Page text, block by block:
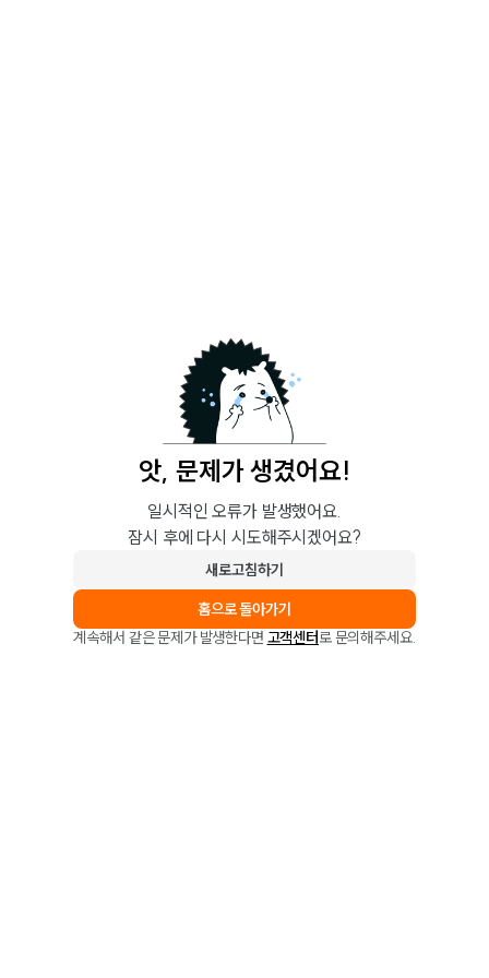
앗, 문제가 생겼어요!
일시적인 오류가 발생했어요.
잠시 후에 다시 시도해주시겠어요?
새로고침하기
홈으로 돌아가기
계속해서 같은 문제가 발생한다면 고객센터로 문의해주세요.